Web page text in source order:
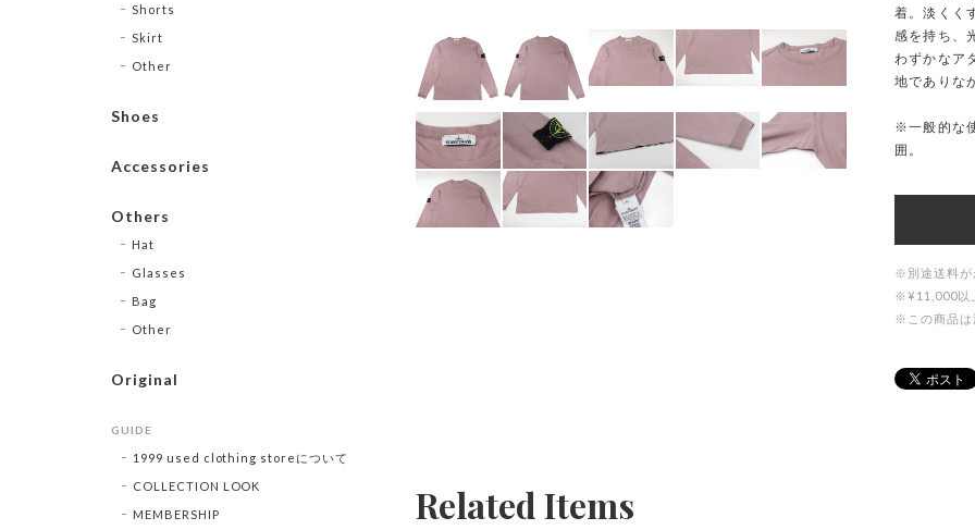
着。淡くく
感を持ち、
わずかなア
地でありな
※一般的な
囲。
※別途送料が
※¥11,000以
※この商品は
Related Items
Shorts
Skirt
Other
Shoes
Accessories
Others
Hat
Glasses
Bag
Other
Original
GUIDE
1999 used clothing storeについて
COLLECTION LOOK
MEMBERSHIP